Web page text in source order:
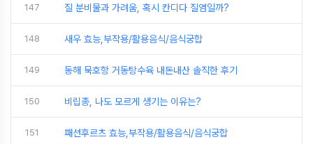
147 질 분비물과 가려움, 혹시 칸디다 질염일까?
148 새우 효능,부작용/활용음식/음식궁합
149 동해 묵호항 거동탕수육 내돈내산 솔직한 후기
150 비립종, 나도 모르게 생기는 이유는?
151 패션후르츠 효능,부작용/활용음식/음식궁합